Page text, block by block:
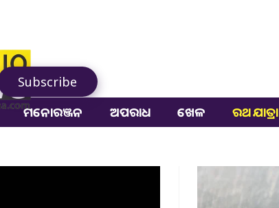
Subscribe
ମନୋରଞ୍ଜନ ଅପରାଧ ଖେଳ ରଥ ଯାତ୍ରା